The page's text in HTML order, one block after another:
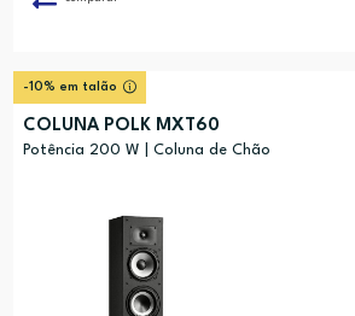
-10% em talão
COLUNA POLK MXT60
Potência 200 W | Coluna de Chão